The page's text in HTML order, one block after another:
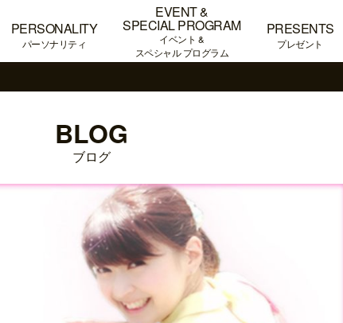
PERSONALITY
パーソナリティ
EVENT &
SPECIAL PROGRAM
イベント &
スペシャル プログラム
PRESENTS
プレゼント
BLOG
ブログ